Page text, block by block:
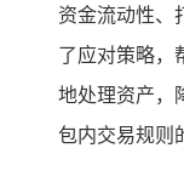
资金流动性、
了应对策略，
地处理资产，
包内交易规则